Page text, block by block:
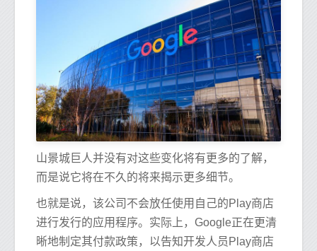
山景城巨人并没有对这些变化将有更多的了解，
而是说它将在不久的将来揭示更多细节。
也就是说，该公司不会放任使用自己的Play商店
进行发行的应用程序。实际上，Google正在更清
晰地制定其付款政策，以告知开发人员Play商店